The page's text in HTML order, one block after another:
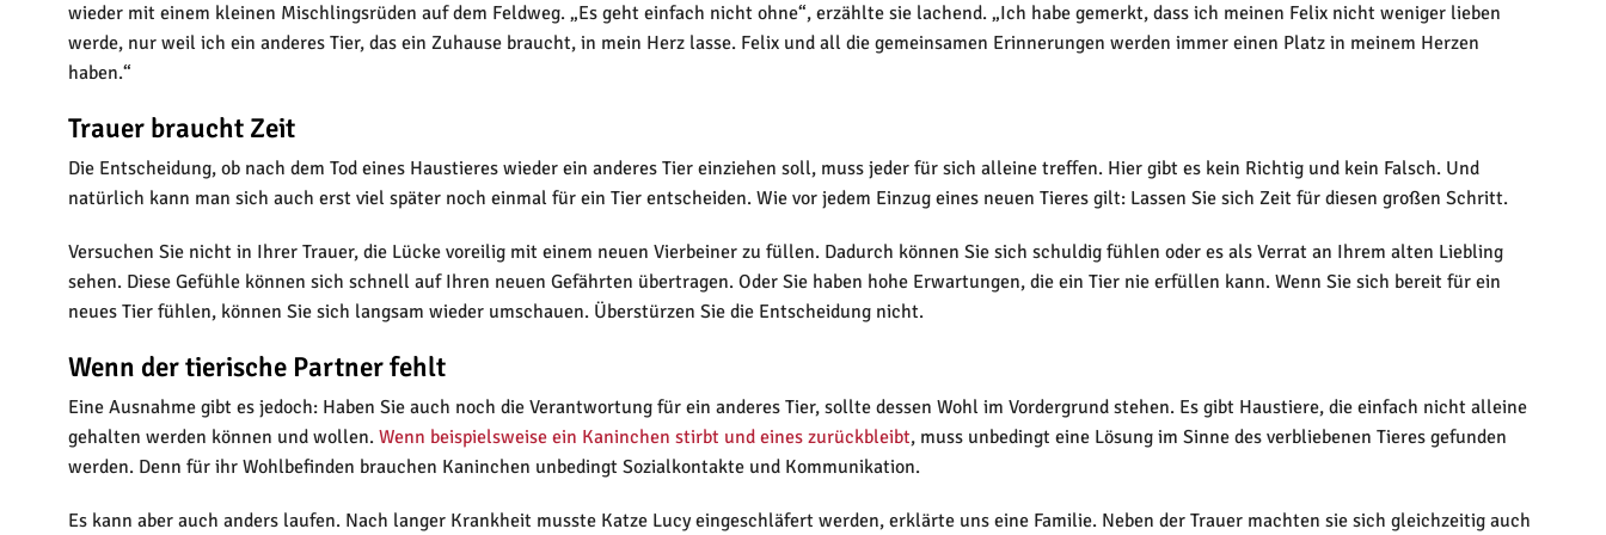
wieder mit einem kleinen Mischlingsrüden auf dem Feldweg. „Es geht einfach nicht ohne“, erzählte sie lachend. „Ich habe gemerkt, dass ich meinen Felix nicht weniger lieben
werde, nur weil ich ein anderes Tier, das ein Zuhause braucht, in mein Herz lasse. Felix und all die gemeinsamen Erinnerungen werden immer einen Platz in meinem Herzen
haben.“
Trauer braucht Zeit
Die Entscheidung, ob nach dem Tod eines Haustieres wieder ein anderes Tier einziehen soll, muss jeder für sich alleine treffen. Hier gibt es kein Richtig und kein Falsch. Und
natürlich kann man sich auch erst viel später noch einmal für ein Tier entscheiden. Wie vor jedem Einzug eines neuen Tieres gilt: Lassen Sie sich Zeit für diesen großen Schritt.
Versuchen Sie nicht in Ihrer Trauer, die Lücke voreilig mit einem neuen Vierbeiner zu füllen. Dadurch können Sie sich schuldig fühlen oder es als Verrat an Ihrem alten Liebling
sehen. Diese Gefühle können sich schnell auf Ihren neuen Gefährten übertragen. Oder Sie haben hohe Erwartungen, die ein Tier nie erfüllen kann. Wenn Sie sich bereit für ein
neues Tier fühlen, können Sie sich langsam wieder umschauen. Überstürzen Sie die Entscheidung nicht.
Wenn der tierische Partner fehlt
Eine Ausnahme gibt es jedoch: Haben Sie auch noch die Verantwortung für ein anderes Tier, sollte dessen Wohl im Vordergrund stehen. Es gibt Haustiere, die einfach nicht alleine
gehalten werden können und wollen. Wenn beispielsweise ein Kaninchen stirbt und eines zurückbleibt, muss unbedingt eine Lösung im Sinne des verbliebenen Tieres gefunden
werden. Denn für ihr Wohlbefinden brauchen Kaninchen unbedingt Sozialkontakte und Kommunikation.
Es kann aber auch anders laufen. Nach langer Krankheit musste Katze Lucy eingeschläfert werden, erklärte uns eine Familie. Neben der Trauer machten sie sich gleichzeitig auch